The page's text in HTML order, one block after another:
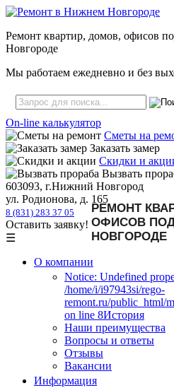
Ремонт квартир, домов, офисов
Новгороде
Мы работаем ежедневно и без
On-line калькулятор
Сметы на
Заказать замер
Скидки и
Вызвать
603093, г.Нижний Новгород
ул. Родионова, д. 165
8 (831) 283 37 05
Оставить заявку!
☰
О компании
Notice: Undefined
/home/i/i97943si/rego-
remont.ru/public_html/
on line 8История
Наши преимущества
Вопросы и ответы
Отзывы
Вакансии
Информация
РЕМОНТ
ОФИСОВ
НОВГОРОДЕ